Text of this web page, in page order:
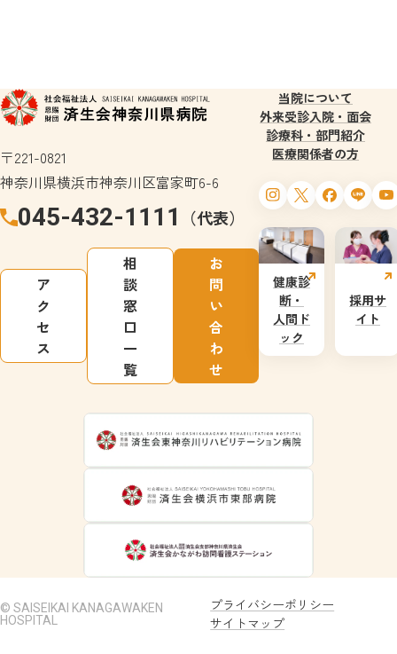
〒221-0821
神奈川県横浜市神奈川区富家町6-6
045-432-1111 （代表）
ア
ク
セ
ス
相
談
窓
口
一
覧
お
問
い
合
わ
せ
当院について
外来受診入院・面会
診療科・部門紹介
医療関係者の方
健康診
断・
人間ド
ック
採用サ
イト
© SAISEIKAI KANAGAWAKEN
HOSPITAL
プライバシーポリシー
サイトマップ